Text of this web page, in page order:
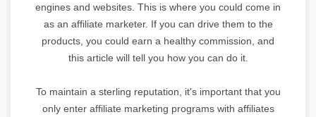
engines and websites. This is where you could come in
as an affiliate marketer. If you can drive them to the
products, you could earn a healthy commission, and
this article will tell you how you can do it.
To maintain a sterling reputation, it's important that you
only enter affiliate marketing programs with affiliates